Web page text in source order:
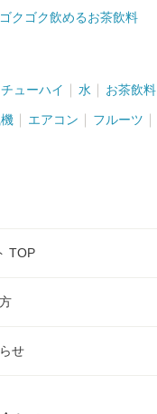
クゴク飲めるお茶飲料
チューハイ 水 お茶飲料
エアコン フルーツ
TOP
せ